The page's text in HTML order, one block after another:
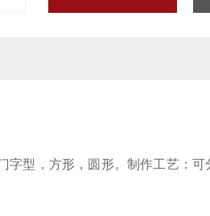
字型，方形，圆形。制作工艺：